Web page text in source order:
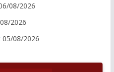
08/2026
2026
05/08/2026